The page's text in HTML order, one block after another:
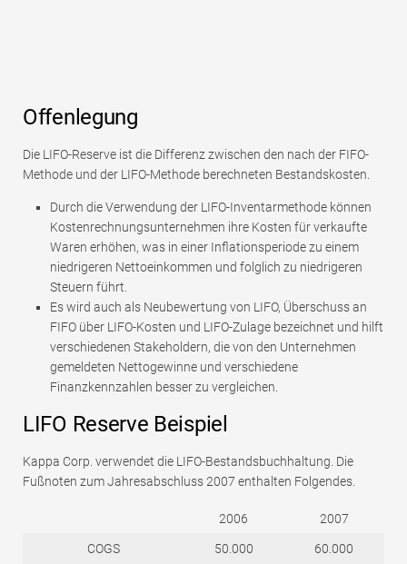
Offenlegung
Die LIFO-Reserve ist die Differenz zwischen den nach der FIFO-
Methode und der LIFO-Methode berechneten Bestandskosten.
Durch die Verwendung der LIFO-Inventarmethode können
Kostenrechnungsunternehmen ihre Kosten für verkaufte
Waren erhöhen, was in einer Inflationsperiode zu einem
niedrigeren Nettoeinkommen und folglich zu niedrigeren
Steuern führt.
Es wird auch als Neubewertung von LIFO, Überschuss an
FIFO über LIFO-Kosten und LIFO-Zulage bezeichnet und hilft
verschiedenen Stakeholdern, die von den Unternehmen
gemeldeten Nettogewinne und verschiedene
Finanzkennzahlen besser zu vergleichen.
LIFO Reserve Beispiel
Kappa Corp. verwendet die LIFO-Bestandsbuchhaltung. Die
Fußnoten zum Jahresabschluss 2007 enthalten Folgendes.
2006 2007
COGS 50.000 60.000